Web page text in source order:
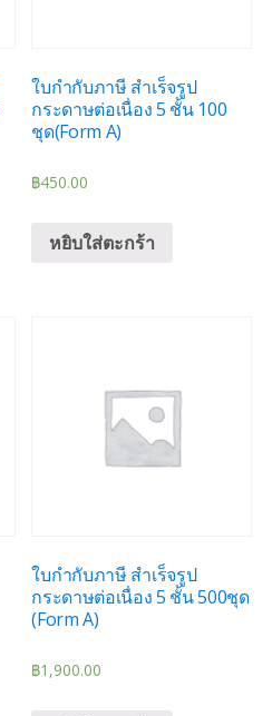
ใบกำกับภาษี สำเร็จรูป
กระดาษต่อเนื่อง 5 ชั้น 100
ชุด(Form A)
฿450.00
หยิบใส่ตะกร้า
ใบกำกับภาษี สำเร็จรูป
กระดาษต่อเนื่อง 5 ชั้น 500ชุด
(Form A)
฿1,900.00